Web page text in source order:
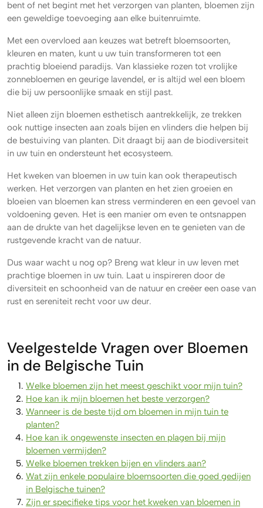
bent of net begint met het verzorgen van planten, bloemen zijn
een geweldige toevoeging aan elke buitenruimte.
Met een overvloed aan keuzes wat betreft bloemsoorten,
kleuren en maten, kunt u uw tuin transformeren tot een
prachtig bloeiend paradijs. Van klassieke rozen tot vrolijke
zonnebloemen en geurige lavendel, er is altijd wel een bloem
die bij uw persoonlijke smaak en stijl past.
Niet alleen zijn bloemen esthetisch aantrekkelijk, ze trekken
ook nuttige insecten aan zoals bijen en vlinders die helpen bij
de bestuiving van planten. Dit draagt bij aan de biodiversiteit
in uw tuin en ondersteunt het ecosysteem.
Het kweken van bloemen in uw tuin kan ook therapeutisch
werken. Het verzorgen van planten en het zien groeien en
bloeien van bloemen kan stress verminderen en een gevoel van
voldoening geven. Het is een manier om even te ontsnappen
aan de drukte van het dagelijkse leven en te genieten van de
rustgevende kracht van de natuur.
Dus waar wacht u nog op? Breng wat kleur in uw leven met
prachtige bloemen in uw tuin. Laat u inspireren door de
diversiteit en schoonheid van de natuur en creëer een oase van
rust en sereniteit recht voor uw deur.
Veelgestelde Vragen over Bloemen
in de Belgische Tuin
Welke bloemen zijn het meest geschikt voor mijn tuin?
Hoe kan ik mijn bloemen het beste verzorgen?
Wanneer is de beste tijd om bloemen in mijn tuin te
planten?
Hoe kan ik ongewenste insecten en plagen bij mijn
bloemen vermijden?
Welke bloemen trekken bijen en vlinders aan?
Wat zijn enkele populaire bloemsoorten die goed gedijen
in Belgische tuinen?
Zijn er specifieke tips voor het kweken van bloemen in